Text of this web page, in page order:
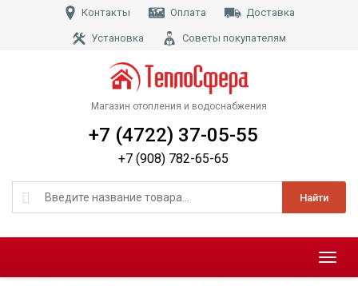
Контакты Оплата Доставка
Установка Советы покупателям
Магазин отопления и водоснабжения
Найти
+7 (4722) 37-05-55
+7 (908) 782-65-65
Меню